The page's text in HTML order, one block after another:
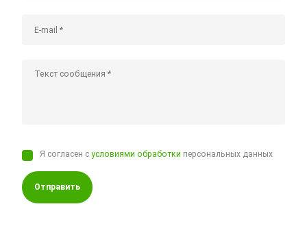
Я согласен сусловиями обработки персональных данных
Отправить